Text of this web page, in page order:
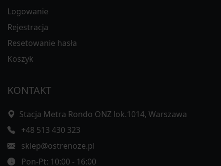
Logowanie
Rejestracja
Resetowanie hasła
Koszyk
KONTAKT
Stacja Metra Rondo ONZ lok.1014, Warszawa
+48 513 430 323
sklep@ostrenoze.pl
Pon-Pt: 10:00 - 16:00